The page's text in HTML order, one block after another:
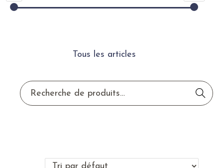
Tous les articles
Reche
rche